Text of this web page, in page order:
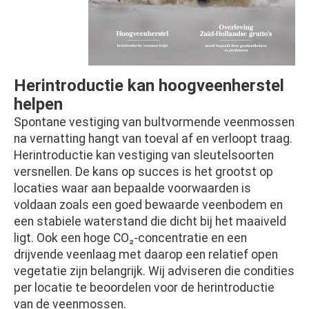
Herintroductie kan hoogveenherstel
helpen
Spontane vestiging van bultvormende veenmossen
na vernatting hangt van toeval af en verloopt traag.
Herintroductie kan vestiging van sleutelsoorten
versnellen. De kans op succes is het grootst op
locaties waar aan bepaalde voorwaarden is
voldaan zoals een goed bewaarde veenbodem en
een stabiele waterstand die dicht bij het maaiveld
ligt. Ook een hoge CO₂-concentratie en een
drijvende veenlaag met daarop een relatief open
vegetatie zijn belangrijk. Wij adviseren die condities
per locatie te beoordelen voor de herintroductie
van de veenmossen.